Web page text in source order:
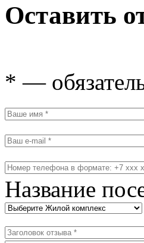
Оставить
* —
Название